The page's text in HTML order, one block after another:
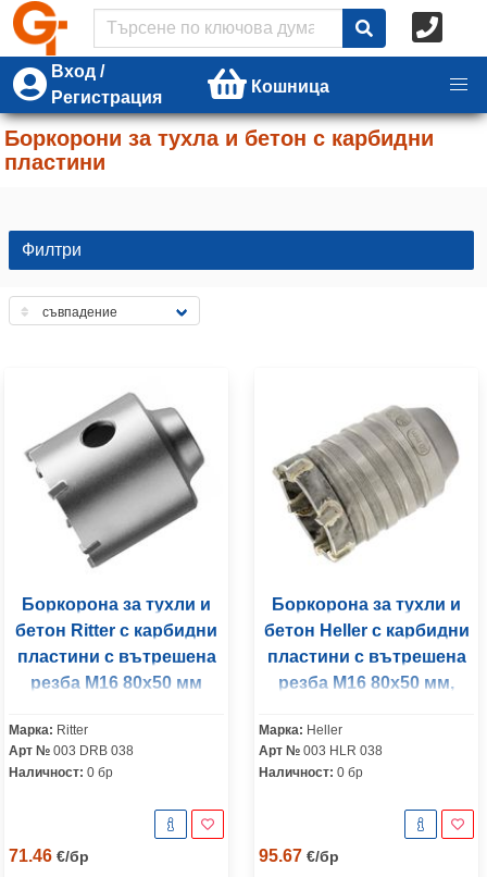
Вход /
Регистрация
Кошница
Боркорони за тухла и бетон с карбидни
пластини
Филтри
Боркорона за тухли и
бетон Ritter с карбидни
пластини с вътрешена
резба М16 80х50 мм
Марка: Ritter
Арт № 003 DRB 038
Наличност: 0 бр
71.46 €/бр
Боркорона за тухли и
бетон Heller с карбидни
пластини с вътрешена
резба М16 80х50 мм,
Марка: Heller
Арт № 003 HLR 038
Наличност: 0 бр
95.67 €/бр